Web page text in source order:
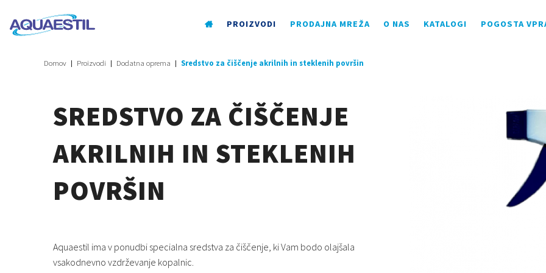
PROIZVODI PRODAJNA MREŽA O NAS KATALOGI POGOSTA
Domov Proizvodi Dodatna oprema Sredstvo za čiščenje akrilnih in steklenih površin
SREDSTVO ZA ČIŠČENJE
AKRILNIH IN STEKLENIH
POVRŠIN
Aquaestil ima v ponudbi specialna sredstva za čiščenje, ki Vam bodo olajšala
vsakodnevno vzdrževanje kopalnic.